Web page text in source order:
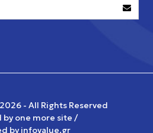
2026 - All Rights Reserved
byone more site /
byinfovalue.gr